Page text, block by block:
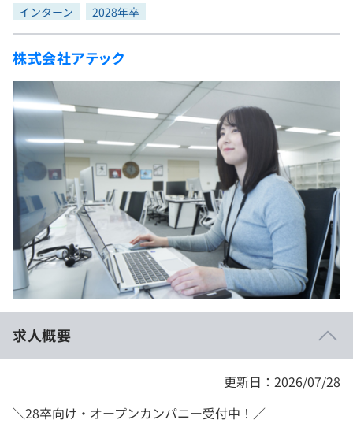
インターン
新卒エージェント
イベント・セミナー
インタビュー
就活成功ガイド
問題集
4択課題
ナレッジ
プラン
個人向けプラン
法人向けプラン
学校向けプラン
契約内容・クーポン
プログラミング言語
評価結果一覧
ゲーム・マンガ
Tech Team Journal
note
paizaとは？
インターン 2028年卒
株式会社アテック
求人概要
更新日：2026/07/28
＼28卒向け・オープンカンパニー受付中！／